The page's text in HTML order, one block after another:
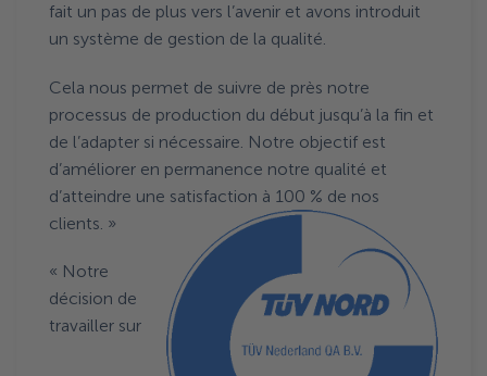
fait un pas de plus vers l’avenir et avons introduit
un système de gestion de la qualité.
Cela nous permet de suivre de près notre
processus de production du début jusqu’à la fin et
de l’adapter si nécessaire. Notre objectif est
d’améliorer en permanence notre qualité et
d’atteindre une satisfaction à 100 % de nos
clients. »
« Notre
décision de
travailler sur